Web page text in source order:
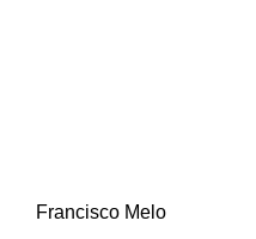
Francisco Melo